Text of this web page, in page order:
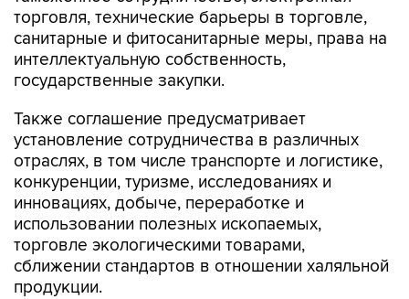
торговля, технические барьеры в торговле,
санитарные и фитосанитарные меры, права на
интеллектуальную собственность,
государственные закупки.
Также соглашение предусматривает
установление сотрудничества в различных
отраслях, в том числе транспорте и логистике,
конкуренции, туризме, исследованиях и
инновациях, добыче, переработке и
использовании полезных ископаемых,
торговле экологическими товарами,
сближении стандартов в отношении халяльной
продукции.